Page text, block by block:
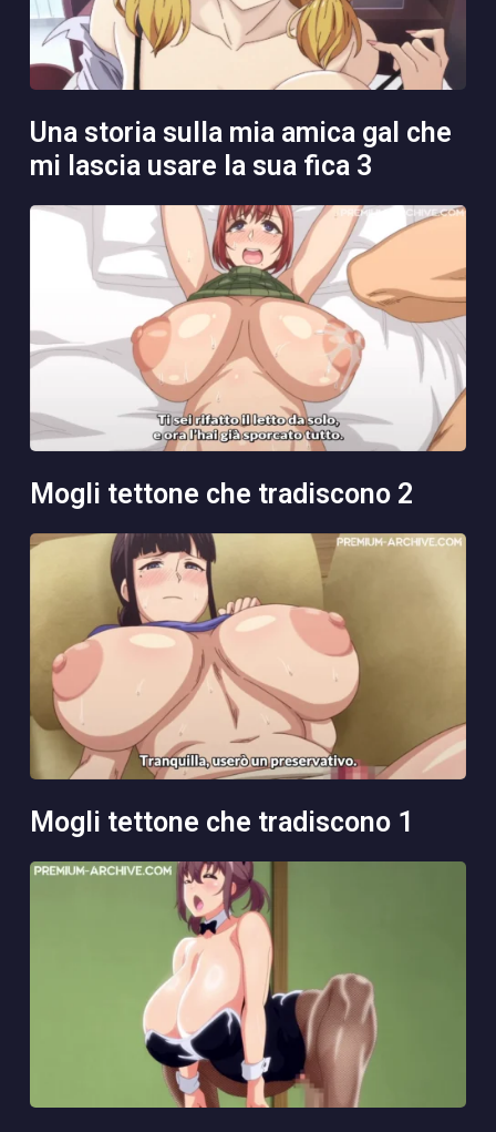
una storia sulla mia amica gal che
mi lascia usare la sua fica 3
mogli tettone che tradiscono 2
mogli tettone che tradiscono 1